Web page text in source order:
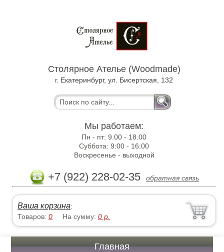
Столярное Ателье (Woodmade)
г. Екатеринбург, ул. Бисертская, 132
Мы работаем:
Пн - пт:9.00 - 18.00
Суббота:9:00 - 16:00
Воскресенье - выходной
+7 (922) 228-02-35 обратная связь
Ваша корзина:
Товаров:0 На сумму:0 р.
Главная